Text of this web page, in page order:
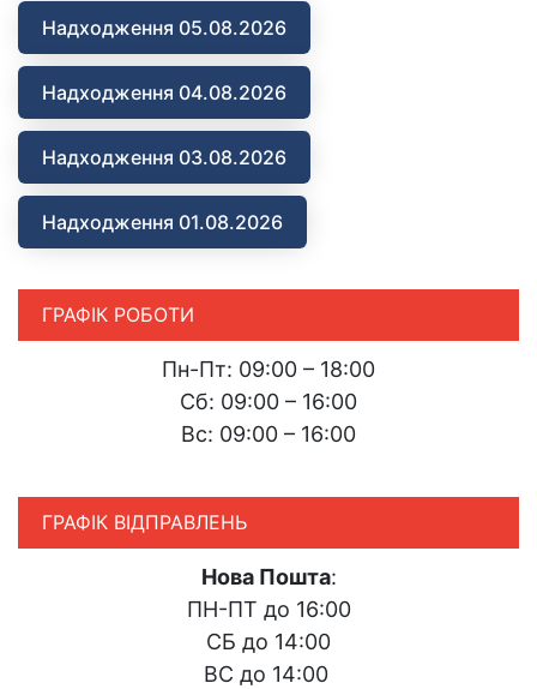
Надходження 05.08.2026
Надходження 04.08.2026
Надходження 03.08.2026
Надходження 01.08.2026
ГРАФІК РОБОТИ
Пн-Пт: 09:00 – 18:00
Сб: 09:00 – 16:00
Вс: 09:00 – 16:00
ГРАФІК ВІДПРАВЛЕНЬ
Нова Пошта:
ПН-ПТ до 16:00
СБ до 14:00
ВС до 14:00